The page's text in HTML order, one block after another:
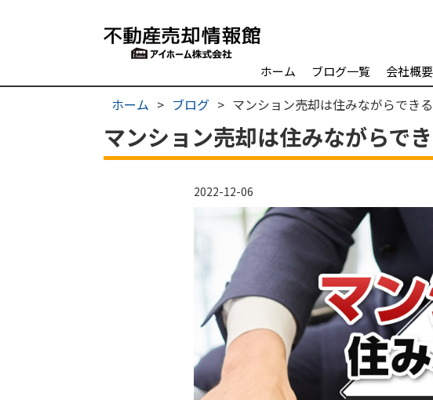
ホーム ブログ一覧 会社概要
ホーム > ブログ > マンション売却は住みながらでき
マンション売却は住みながらで
2022-12-06